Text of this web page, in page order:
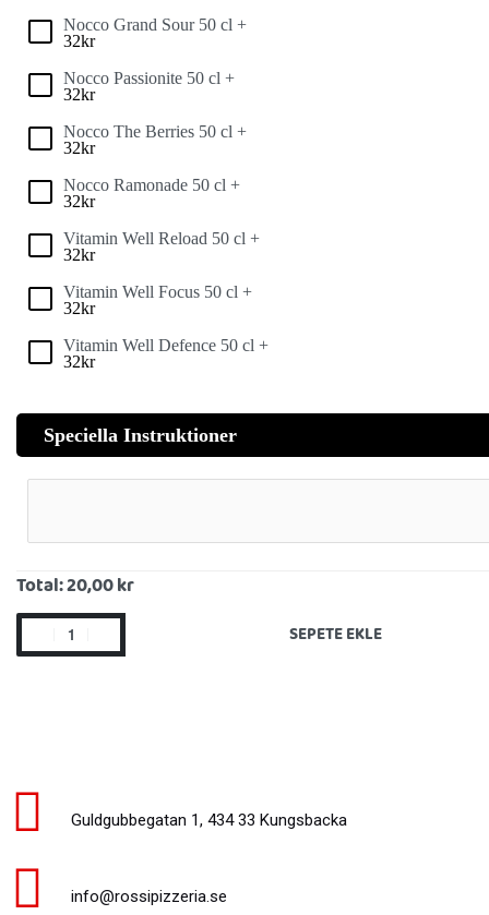
Nocco Grand Sour 50 cl +
32kr
Nocco Passionite 50 cl +
32kr
Nocco The Berries 50 cl +
32kr
Nocco Ramonade 50 cl +
32kr
Vitamin Well Reload 50 cl +
32kr
Vitamin Well Focus 50 cl +
32kr
Vitamin Well Defence 50 cl +
32kr
Speciella Instruktioner
Total:20,00 kr
SEPETE EKLE
Guldgubbegatan 1, 434 33 Kungsbacka
info@rossipizzeria.se